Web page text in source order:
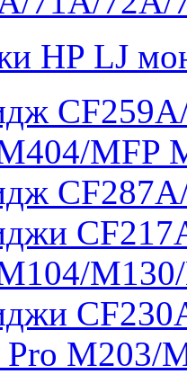
HP LJ
MFP
Pro M203/